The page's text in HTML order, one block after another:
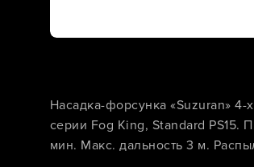
Насадка-форсунка «Suzuran»
серии Fog King, Standard
мин. Макс. дальность 3 м.